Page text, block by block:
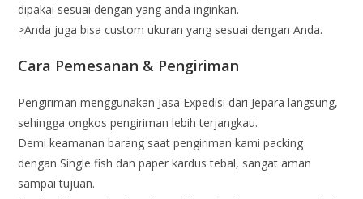
dipakai sesuai dengan yang anda inginkan.
>Anda juga bisa custom ukuran yang sesuai dengan Anda.
Cara Pemesanan & Pengiriman
Pengiriman menggunakan Jasa Expedisi dari Jepara langsung,
sehingga ongkos pengiriman lebih terjangkau.
Demi keamanan barang saat pengiriman kami packing
dengan Single fish dan paper kardus tebal, sangat aman
sampai tujuan.